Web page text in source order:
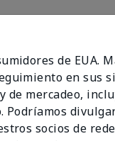
de EUA.
en sus
de mercadeo,
Podríamos
socios de